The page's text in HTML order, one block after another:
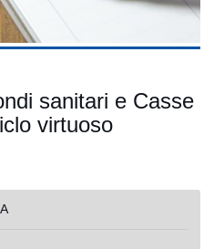
sanitari e Casse
virtuoso